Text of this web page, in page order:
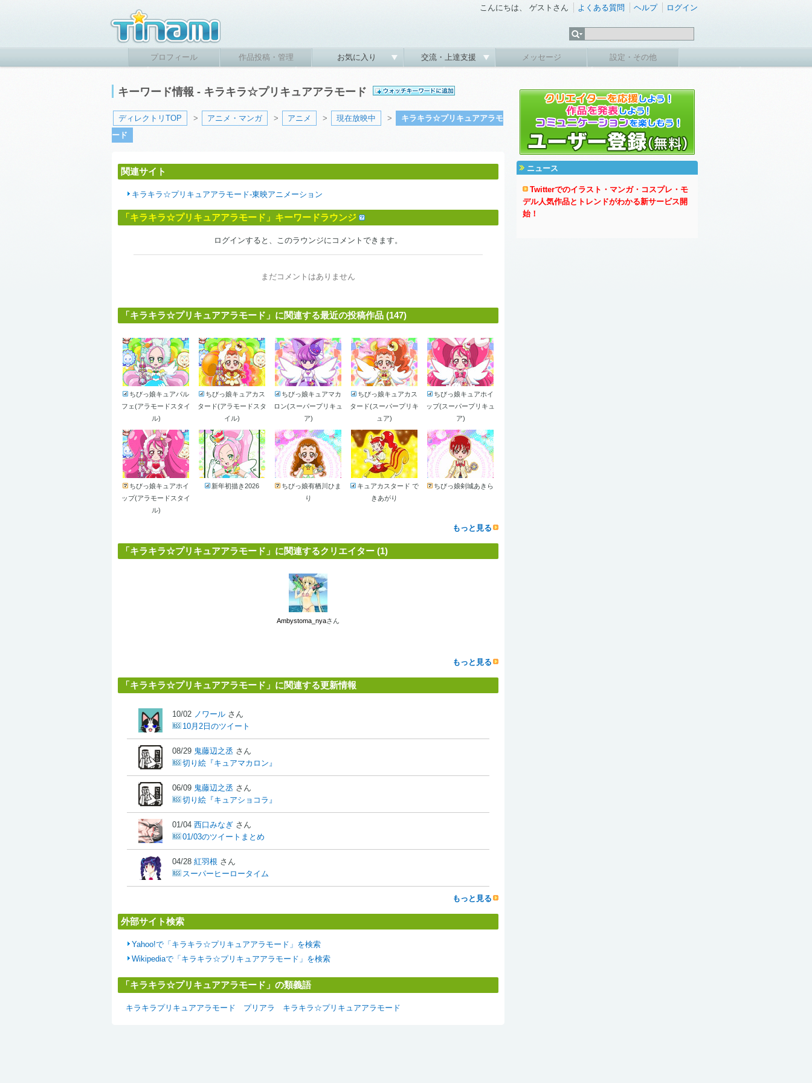
こんにちは、 ゲストさん よくある質問 ヘルプ ログイン
プロフィール 作品投稿・管理 お気に入り 交流・上達支援 メッセージ 設定・その他
キーワード情報 - キラキラ☆プリキュアアラモード
ディレクトリTOP > アニメ・マンガ > アニメ > 現在放映中 >
キラキラ☆プリキュアアラモ
ード
関連サイト
キラキラ☆プリキュアアラモード-東映アニメーション
「キラキラ☆プリキュアアラモード」キーワードラウンジ
ログインすると、このラウンジにコメントできます。
まだコメントはありません
「キラキラ☆プリキュアアラモード」に関連する最近の投稿作品 (147)
ちびっ娘キュアパル
フェ(アラモードスタイ
ル)
ちびっ娘キュアカス
タード(アラモードスタ
イル)
ちびっ娘キュアマカ
ロン(スーパープリキュ
ア)
ちびっ娘キュアカス
タード(スーパープリキ
ュア)
ちびっ娘キュアホイ
ップ(スーパープリキュ
ア)
ちびっ娘キュアホイ
ップ(アラモードスタイ
ル)
新年初描き2026
ちびっ娘有栖川ひま
り
キュアカスタード で
きあがり
ちびっ娘剣城あきら
もっと見る
「キラキラ☆プリキュアアラモード」に関連するクリエイター (1)
Ambystoma_nyaさん
もっと見る
「キラキラ☆プリキュアアラモード」に関連する更新情報
10/02 ノワール さん
10月2日のツイート
08/29 鬼藤辺之丞 さん
切り絵『キュアマカロン』
06/09 鬼藤辺之丞 さん
切り絵『キュアショコラ』
01/04 西口みなぎ さん
01/03のツイートまとめ
04/28 紅羽根 さん
スーパーヒーロータイム
もっと見る
外部サイト検索
Yahoo!で「キラキラ☆プリキュアアラモード」を検索
Wikipediaで「キラキラ☆プリキュアアラモード」を検索
「キラキラ☆プリキュアアラモード」の類義語
キラキラプリキュアアラモード プリアラ キラキラ☆プリキュアアラモード
ニュース
Twitterでのイラスト・マンガ・コスプレ・モ
デル人気作品とトレンドがわかる新サービス開
始！